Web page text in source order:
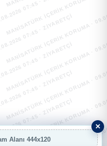
×
Alanı 444x120
07:45 · ZIYARETÇI
MANİSATÜRK İÇERİK KORUMA
07:45 · ZIYARETÇI
MANİSATÜRK İÇERİK KORUMA
07:45 · ZIYARETÇI
MANİSATÜRK İÇERİK KORUMA
07:45 · ZIYARETÇI
MANİSATÜRK İÇERİK KORUMA